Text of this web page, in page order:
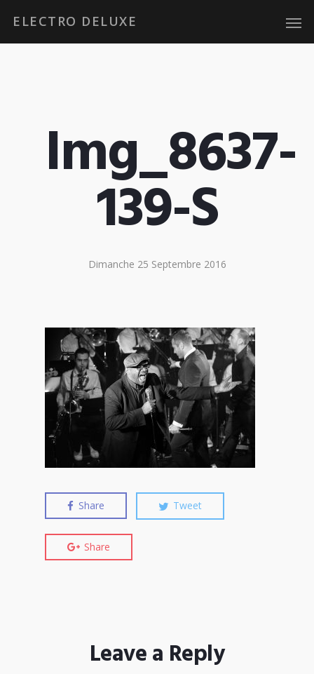
ELECTRO DELUXE
Img_8637-
139-S
Dimanche 25 Septembre 2016
Share Tweet
Share
Leave a Reply